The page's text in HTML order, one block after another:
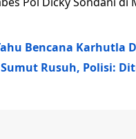
Bencana Karhutla
Rusuh, Polisi: